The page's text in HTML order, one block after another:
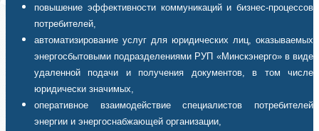
повышение эффективности коммуникаций и бизнес-процессов
потребителей,
автоматизирование услуг для юридических лиц, оказываемых
энергосбытовыми подразделениями РУП «Минскэнерго» в виде
удаленной подачи и получения документов, в том числе
юридически значимых,
оперативное взаимодействие специалистов потребителей
энергии и энергоснабжающей организации,